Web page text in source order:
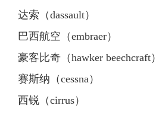
达索（dassault）
巴西航空（embraer）
豪客比奇（hawker beechcraft）
赛斯纳（cessna）
西锐（cirrus）